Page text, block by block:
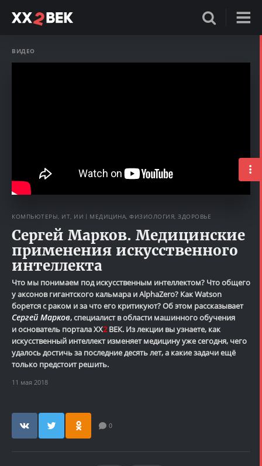
ВИДЕО
КОМПЬЮТЕРЫ, ИТ, ИИ МЕДИЦИНА, ФИЗИОЛОГИЯ, ЗДОРОВЬЕ
Сергей Марков. Медицинские
применения искусственного
интеллекта
Что мы понимаем под искусственным интеллектом? Что общего
у аксонов гигантского кальмара и AlphaZero? Как Watson
борется с раком и за что его критикуют? Об этом рассказывает
Сергей Марков, специалист в области машинного обучения
и основатель порталаXX2ВЕК. Из лекции вы узнаете, как
искусственный интеллект изменяет медицину уже сегодня, чего
удалось достичь за последние десять лет, а какие задачи ещё
только предстоит решить.
11 мая 2018
0